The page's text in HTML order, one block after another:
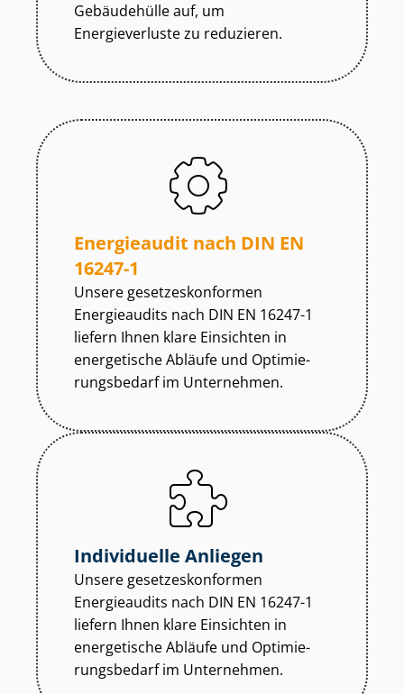
Gebäudehülle auf, um
Energieverluste zu reduzieren.
Energieaudit nach DIN EN
16247-1
Unsere ge­set­zes­kon­for­men
Energieaudits nach DIN EN 16247-1
liefern Ihnen klare Einsichten in
energetische Abläufe und Op­ti­mie­
rungs­be­darf im Unternehmen.
Individuelle Anliegen
Unsere ge­set­zes­kon­for­men
Energieaudits nach DIN EN 16247-1
liefern Ihnen klare Einsichten in
energetische Abläufe und Op­ti­mie­
rungs­be­darf im Unternehmen.